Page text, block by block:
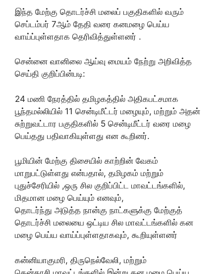
இந்த மேற்கு தொடர்ச்சி மலைப் பகுதிகளில் வரும்
செப்டம்பர் 7ஆம் தேதி வரை கனமழை பெய்ய
வாய்ப்புள்ளதாக தெரிவித்துள்ளனர் .
சென்னை வானிலை ஆய்வு மையம் நேற்று அறிவித்த
செய்தி குறிப்பின்படி:
24 மணி நேரத்தில் தமிழகத்தில் அதிகபட்சமாக
பூந்தமல்லியில் 11 சென்டிமீட்டர் மழையும், மற்றும் அதன்
சுற்றுவட்டார பகுதிகளில் 5 சென்டிமீட்டர் வரை மழை
பெய்தது பதிவாகியுள்ளது என கூறினர்.
பூமியின் மேற்கு திசையில் காற்றின் வேகம்
மாறுபட்டுள்ளது என்பதால், தமிழகம் மற்றும்
புதுச்சேரியில் ,ஒரு சில குறிப்பிட்ட மாவட்டங்களில்,
மிதமான மழை பெய்யும் எனவும்,
தொடர்ந்து அடுத்த நான்கு நாட்களுக்கு மேற்குத்
தொடர்ச்சி மலையை ஒட்டிய சில மாவட்டங்களில் கன
மழை பெய்ய வாய்ப்புள்ளதாகவும், கூறியுள்ளனர்
கன்னியாகுமரி, திருநெல்வேலி, மற்றும்